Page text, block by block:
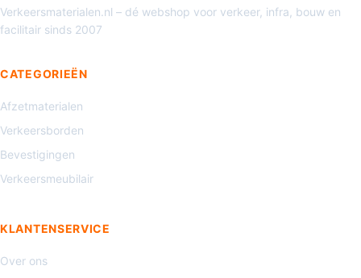
Verkeersmaterialen.nl – dé webshop voor verkeer, infra, bouw en
facilitair sinds 2007
CATEGORIEËN
Afzetmaterialen
Verkeersborden
Bevestigingen
Verkeersmeubilair
KLANTENSERVICE
Over ons